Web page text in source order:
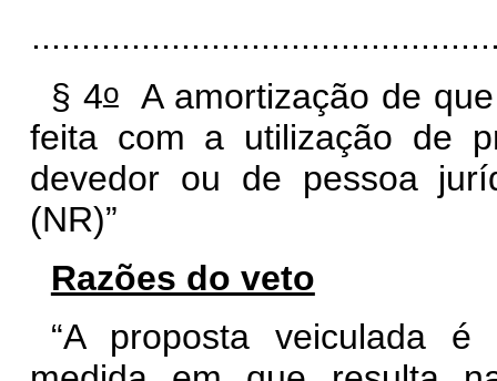
§ 4oA amortização de
feita com a utilização de
devedor ou de pessoa
(NR)”
Razões do veto
“A proposta veiculada